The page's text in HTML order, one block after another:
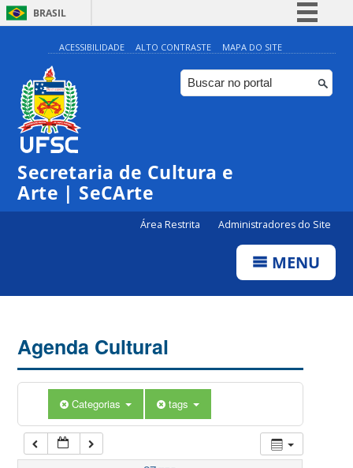
BRASIL
Simplifique!
Comunica BR
Participe
ACESSIBILIDADE ALTO CONTRASTE MAPA DO SITE
Secretaria de Cultura e
Arte | SeCArte
Área Restrita Administradores do Site
MENU
Agenda Cultural
Categorias tags
0:00
1:00
5:00
7:00